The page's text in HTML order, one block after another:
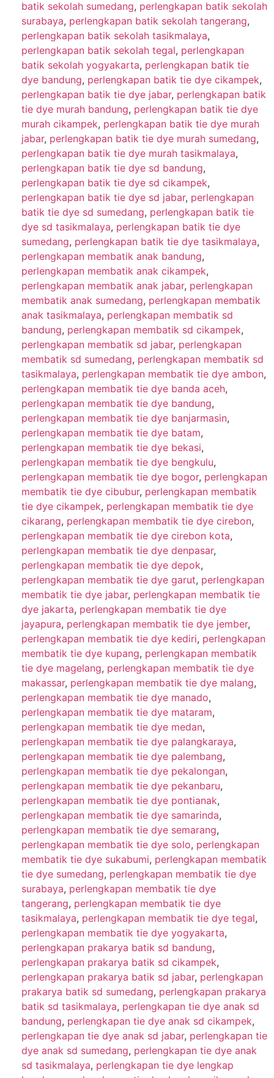
batik sekolah sumedang, perlengkapan batik sekolah
surabaya, perlengkapan batik sekolah tangerang,
perlengkapan batik sekolah tasikmalaya,
perlengkapan batik sekolah tegal, perlengkapan
batik sekolah yogyakarta, perlengkapan batik tie
dye bandung, perlengkapan batik tie dye cikampek,
perlengkapan batik tie dye jabar, perlengkapan batik
tie dye murah bandung, perlengkapan batik tie dye
murah cikampek, perlengkapan batik tie dye murah
jabar, perlengkapan batik tie dye murah sumedang,
perlengkapan batik tie dye murah tasikmalaya,
perlengkapan batik tie dye sd bandung,
perlengkapan batik tie dye sd cikampek,
perlengkapan batik tie dye sd jabar, perlengkapan
batik tie dye sd sumedang, perlengkapan batik tie
dye sd tasikmalaya, perlengkapan batik tie dye
sumedang, perlengkapan batik tie dye tasikmalaya,
perlengkapan membatik anak bandung,
perlengkapan membatik anak cikampek,
perlengkapan membatik anak jabar, perlengkapan
membatik anak sumedang, perlengkapan membatik
anak tasikmalaya, perlengkapan membatik sd
bandung, perlengkapan membatik sd cikampek,
perlengkapan membatik sd jabar, perlengkapan
membatik sd sumedang, perlengkapan membatik sd
tasikmalaya, perlengkapan membatik tie dye ambon,
perlengkapan membatik tie dye banda aceh,
perlengkapan membatik tie dye bandung,
perlengkapan membatik tie dye banjarmasin,
perlengkapan membatik tie dye batam,
perlengkapan membatik tie dye bekasi,
perlengkapan membatik tie dye bengkulu,
perlengkapan membatik tie dye bogor, perlengkapan
membatik tie dye cibubur, perlengkapan membatik
tie dye cikampek, perlengkapan membatik tie dye
cikarang, perlengkapan membatik tie dye cirebon,
perlengkapan membatik tie dye cirebon kota,
perlengkapan membatik tie dye denpasar,
perlengkapan membatik tie dye depok,
perlengkapan membatik tie dye garut, perlengkapan
membatik tie dye jabar, perlengkapan membatik tie
dye jakarta, perlengkapan membatik tie dye
jayapura, perlengkapan membatik tie dye jember,
perlengkapan membatik tie dye kediri, perlengkapan
membatik tie dye kupang, perlengkapan membatik
tie dye magelang, perlengkapan membatik tie dye
makassar, perlengkapan membatik tie dye malang,
perlengkapan membatik tie dye manado,
perlengkapan membatik tie dye mataram,
perlengkapan membatik tie dye medan,
perlengkapan membatik tie dye palangkaraya,
perlengkapan membatik tie dye palembang,
perlengkapan membatik tie dye pekalongan,
perlengkapan membatik tie dye pekanbaru,
perlengkapan membatik tie dye pontianak,
perlengkapan membatik tie dye samarinda,
perlengkapan membatik tie dye semarang,
perlengkapan membatik tie dye solo, perlengkapan
membatik tie dye sukabumi, perlengkapan membatik
tie dye sumedang, perlengkapan membatik tie dye
surabaya, perlengkapan membatik tie dye
tangerang, perlengkapan membatik tie dye
tasikmalaya, perlengkapan membatik tie dye tegal,
perlengkapan membatik tie dye yogyakarta,
perlengkapan prakarya batik sd bandung,
perlengkapan prakarya batik sd cikampek,
perlengkapan prakarya batik sd jabar, perlengkapan
prakarya batik sd sumedang, perlengkapan prakarya
batik sd tasikmalaya, perlengkapan tie dye anak sd
bandung, perlengkapan tie dye anak sd cikampek,
perlengkapan tie dye anak sd jabar, perlengkapan tie
dye anak sd sumedang, perlengkapan tie dye anak
sd tasikmalaya, perlengkapan tie dye lengkap